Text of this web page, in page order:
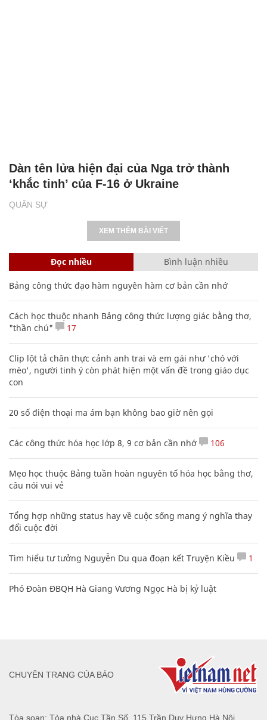
QUÂN SỰ
Dàn tên lửa hiện đại của Nga trở thành
‘khắc tinh’ của F-16 ở Ukraine
XEM THÊM BÀI VIẾT
Đọc nhiều Bình luận nhiều
Bảng công thức đạo hàm nguyên hàm cơ bản cần nhớ
Cách học thuộc nhanh Bảng công thức lượng giác bằng thơ,
"thần chú"
17
Clip lột tả chân thực cảnh anh trai và em gái như 'chó với
mèo', người tinh ý còn phát hiện một vấn đề trong giáo dục
con
20 số điện thoại ma ám bạn không bao giờ nên gọi
Các công thức hóa học lớp 8, 9 cơ bản cần nhớ 106
Mẹo học thuộc Bảng tuần hoàn nguyên tố hóa học bằng thơ,
câu nói vui vẻ
Tổng hợp những status hay về cuộc sống mang ý nghĩa thay
đổi cuộc đời
Tìm hiểu tư tưởng Nguyễn Du qua đoạn kết Truyện Kiều 1
Phó Đoàn ĐBQH Hà Giang Vương Ngọc Hà bị kỷ luật
Tòa soạn: Tòa nhà Cục Tần Số, 115 Trần Duy Hưng Hà Nội
CHUYÊN TRANG CỦA BÁO